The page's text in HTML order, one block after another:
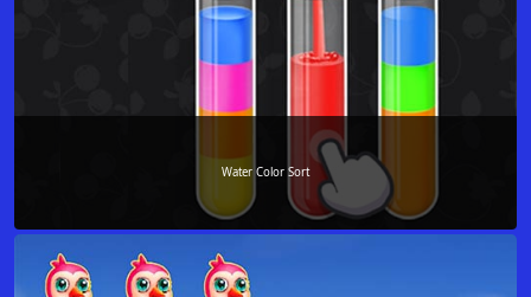
Water Color Sort